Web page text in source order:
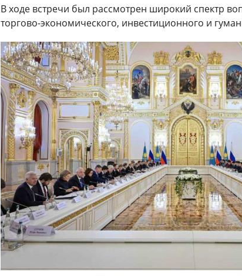
В ходе встречи был рассмотрен широкий спектр
торгово-экономического, инвестиционного и